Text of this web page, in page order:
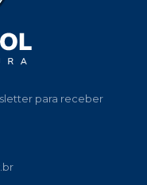
para receber